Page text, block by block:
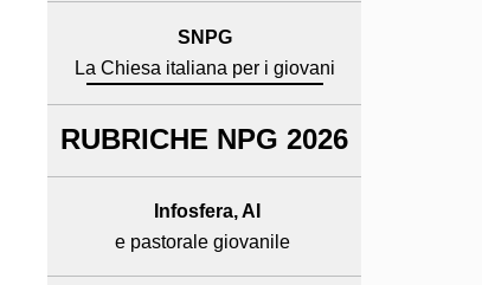
SNPG
La Chiesa italiana per i giovani
RUBRICHE NPG 2026
Infosfera, AI
e pastorale giovanile